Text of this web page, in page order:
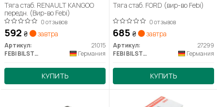
Тяга стаб. RENAULT KANGOO
передн. (Вир-во Febi)
0 отзывов
592 ₴ завтра
Артикул:
21015
FEBI BILSTEIN
Германия
КУПИТЬ
Тяга стаб. FORD (вир-во Febi)
0 отзывов
685 ₴ завтра
Артикул:
27299
FEBI BILSTEIN
Германия
КУПИТЬ